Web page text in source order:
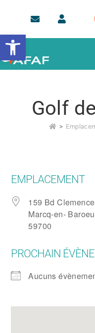
Ouvrir la
Golf
>
EMPLACEMENT
159 Bd
Marcq-en-
59700
PROCHAIN
Aucuns